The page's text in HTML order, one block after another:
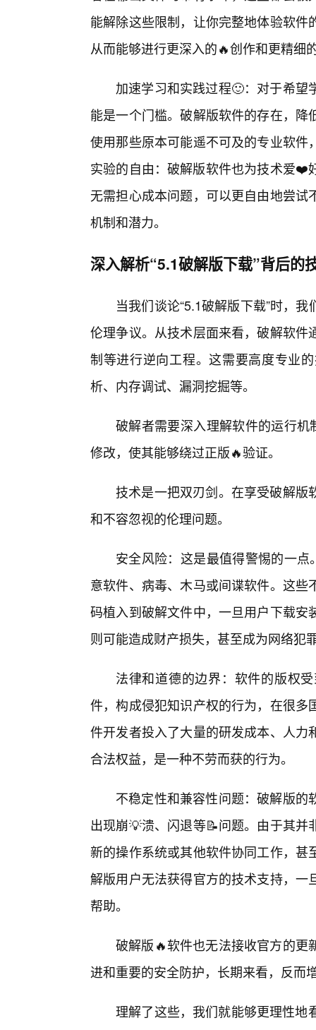
能解除这些限制，让你完整地体验软
从而能够进行更深入的🔥创作和更精细
加速学习和实践过程🙂：对于希
能是一个门槛。破解版软件的存在，
使用那些原本可能遥不可及的专业软
实验的自由：破解版软件也为技术爱❤️
无需担心成本问题，可以更自由地尝
机制和潜力。
深入解析“5.1破解版下载”背后的
当我们谈论“5.1破解版下载”时，
伦理争议。从技术层面来看，破解软
制等进行逆向工程。这需要高度专业
析、内存调试、漏洞挖掘等。
破解者需要深入理解软件的运行机
修改，使其能够绕过正版🔥验证。
技术是一把双刃剑。在享受破解版
和不容忽视的伦理问题。
安全风险：这是最值得警惕的一点
意软件、病毒、木马或间谍软件。这
码植入到破解文件中，一旦用户下载
则可能造成财产损失，甚至成为网络犯
法律和道德的边界：软件的版权
件，构成侵犯知识产权的行为，在很
件开发者投入了大量的研发成本、人
合法权益，是一种不劳而获的行为。
不稳定性和兼容性问题：破解版
出现崩💡溃、闪退等📝问题。由于其
新的操作系统或其他软件协同工作，
解版用户无法获得官方的技术支持，
帮助。
破解版🔥软件也无法接收官方的更
进和重要的安全防护，长期来看，反而
理解了这些，我们就能够更理性地